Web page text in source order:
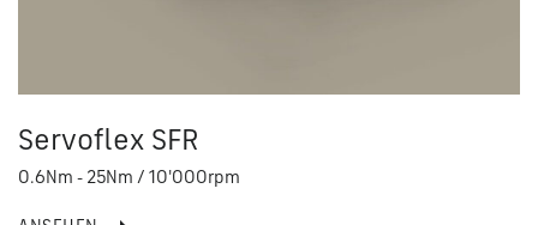
Servoflex SFR
0.6Nm - 25Nm / 10'000rpm